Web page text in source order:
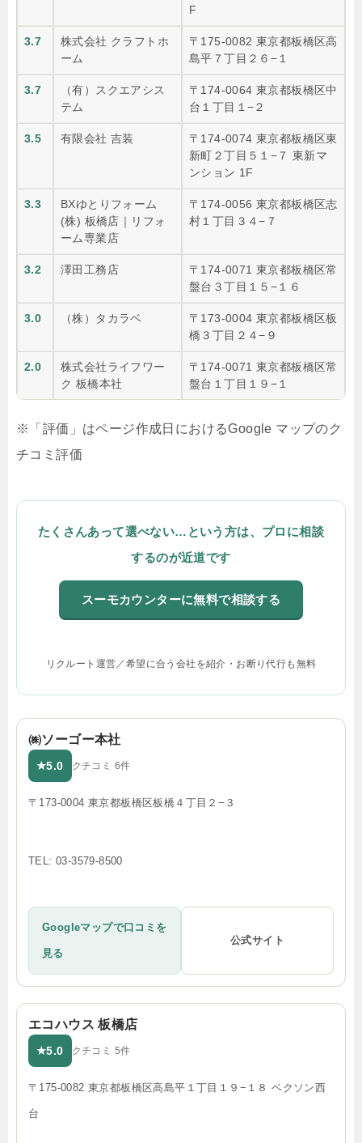
F
3.7
株式会社 クラフトホ
ーム
〒175-0082 東京都板橋区高
島平７丁目２６−１
3.7
（有）スクエアシス
テム
〒174-0064 東京都板橋区中
台１丁目１−２
3.5 有限会社 吉装
〒174-0074 東京都板橋区東
新町２丁目５１−７ 東新マ
ンション 1F
3.3
BXゆとりフォーム
(株) 板橋店｜リフォ
ーム専業店
〒174-0056 東京都板橋区志
村１丁目３４−７
3.2 澤田工務店
〒174-0071 東京都板橋区常
盤台３丁目１５−１６
3.0 （株）タカラベ
〒173-0004 東京都板橋区板
橋３丁目２４−９
2.0
株式会社ライフワー
ク 板橋本社
〒174-0071 東京都板橋区常
盤台１丁目１９−１
※「評価」はページ作成日におけるGoogle マップのク
チコミ評価
たくさんあって選べない…という方は、プロに相談
するのが近道です
スーモカウンターに無料で相談する
リクルート運営／希望に合う会社を紹介・お断り代行も無料
㈱ソーゴー本社
★5.0 クチコミ 6件
〒173-0004 東京都板橋区板橋４丁目２−３
TEL: 03-3579-8500
Googleマップで口コミを
見る
公式サイト
エコハウス 板橋店
★5.0 クチコミ 5件
〒175-0082 東京都板橋区高島平１丁目１９−１８ ベクソン西
台